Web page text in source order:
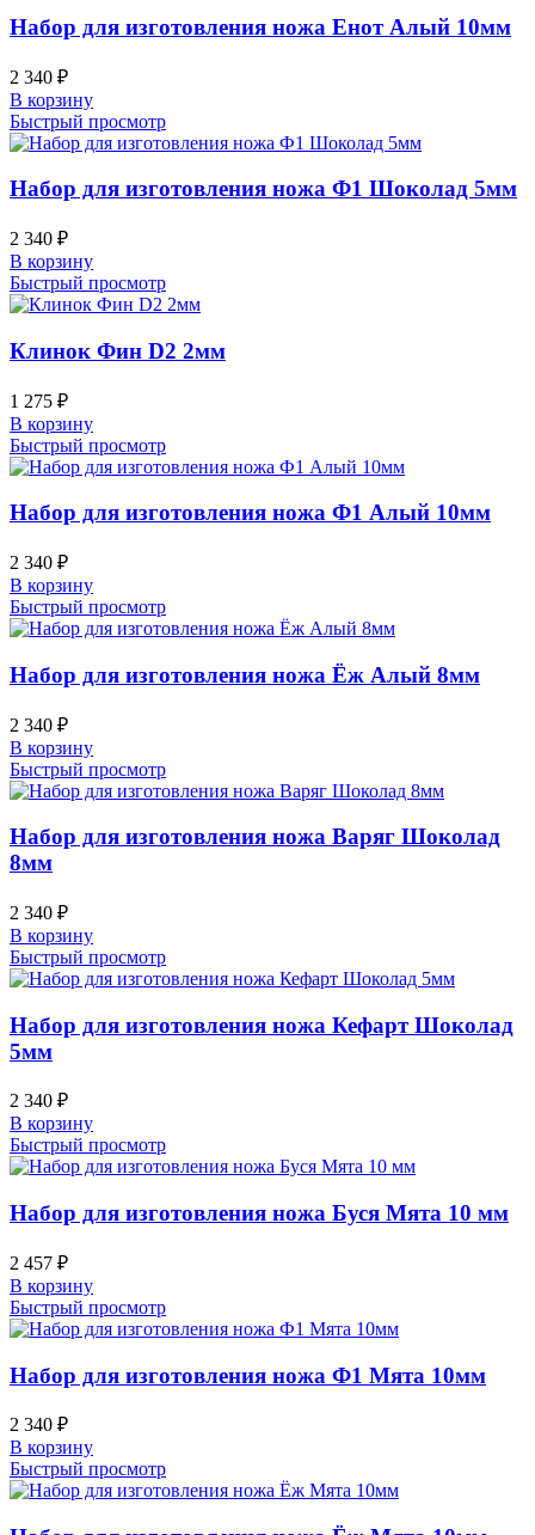
Набор для изготовления ножа Енот Алый 10мм
2 340 ₽
В корзину
Быстрый просмотр
Набор для изготовления ножа Ф1 Шоколад 5мм
2 340 ₽
В корзину
Быстрый просмотр
Клинок Фин D2 2мм
1 275 ₽
В корзину
Быстрый просмотр
Набор для изготовления ножа Ф1 Алый 10мм
2 340 ₽
В корзину
Быстрый просмотр
Набор для изготовления ножа Ёж Алый 8мм
2 340 ₽
В корзину
Быстрый просмотр
Набор для изготовления ножа Варяг Шоколад
8мм
2 340 ₽
В корзину
Быстрый просмотр
Набор для изготовления ножа Кефарт Шоколад
5мм
2 340 ₽
В корзину
Быстрый просмотр
Набор для изготовления ножа Буся Мята 10 мм
2 457 ₽
В корзину
Быстрый просмотр
Набор для изготовления ножа Ф1 Мята 10мм
2 340 ₽
В корзину
Быстрый просмотр